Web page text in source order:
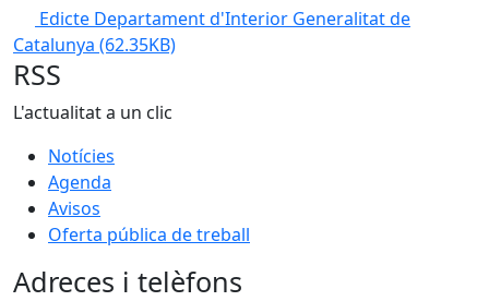
Edicte Departament d'Interior Generalitat de
Catalunya (62.35KB)
RSS
L'actualitat a un clic
Notícies
Agenda
Avisos
Oferta pública de treball
Adreces i telèfons